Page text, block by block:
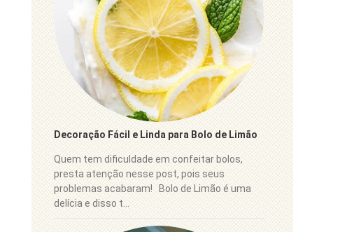
Decoração Fácil e Linda para Bolo de Limão
Quem tem dificuldade em confeitar bolos,
presta atenção nesse post, pois seus
problemas acabaram! Bolo de Limão é uma
delícia e disso t...